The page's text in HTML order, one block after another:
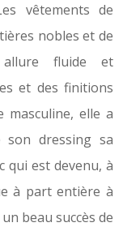
vêtements de
nobles et de
fluide et
et des finitions
masculine, elle a
dressing sa
qui est devenu, à
à part entière à
beau succès de